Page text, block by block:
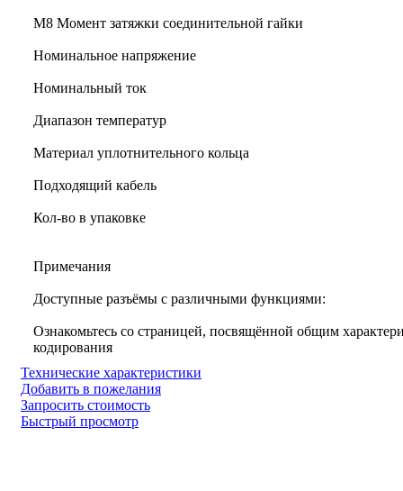
M8 Момент затяжки соединительной гайки
Номинальное напряжение
Номинальный ток
Диапазон температур
Материал уплотнительного кольца
Подходящий кабель
Кол-во в упаковке
Примечания
Доступные разъёмы с различными функциями:
Ознакомьтесь со страницей, посвящённой общим
кодирования
Технические характеристики
Добавить в пожелания
Запросить стоимость
Быстрый просмотр